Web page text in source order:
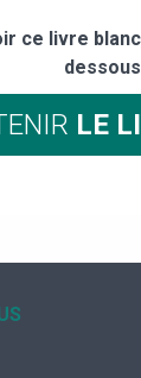
ce livre
LE